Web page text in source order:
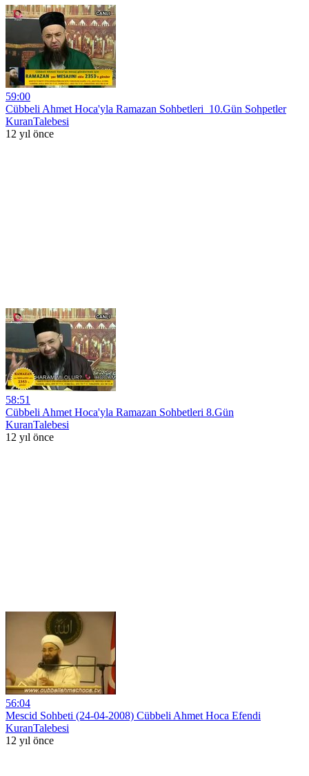
59:00
Cübbeli Ahmet Hoca'yla Ramazan Sohbetleri_10.Gün Sohpetler
KuranTalebesi
12 yıl önce
58:51
Cübbeli Ahmet Hoca'yla Ramazan Sohbetleri 8.Gün
KuranTalebesi
12 yıl önce
56:04
Mescid Sohbeti (24-04-2008) Cübbeli Ahmet Hoca Efendi
KuranTalebesi
12 yıl önce